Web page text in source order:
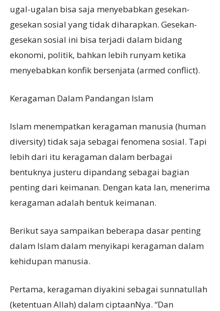
ugal-ugalan bisa saja menyebabkan gesekan-
gesekan sosial yang tidak diharapkan. Gesekan-
gesekan sosial ini bisa terjadi dalam bidang
ekonomi, politik, bahkan lebih runyam ketika
menyebabkan konfik bersenjata (armed conflict).
Keragaman Dalam Pandangan Islam
Islam menempatkan keragaman manusia (human
diversity) tidak saja sebagai fenomena sosial. Tapi
lebih dari itu keragaman dalam berbagai
bentuknya justeru dipandang sebagai bagian
penting dari keimanan. Dengan kata lan, menerima
keragaman adalah bentuk keimanan.
Berikut saya sampaikan beberapa dasar penting
dalam Islam dalam menyikapi keragaman dalam
kehidupan manusia.
Pertama, keragaman diyakini sebagai sunnatullah
(ketentuan Allah) dalam ciptaanNya. “Dan